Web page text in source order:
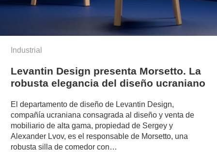
Industrial
Levantin Design presenta Morsetto. La
robusta elegancia del diseño ucraniano
El departamento de diseño de Levantin Design,
compañía ucraniana consagrada al diseño y venta de
mobiliario de alta gama, propiedad de Sergey y
Alexander Lvov, es el responsable de Morsetto, una
robusta silla de comedor con…